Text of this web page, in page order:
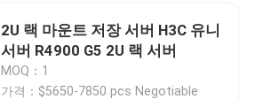
2U 랙 마운트 저장 서버 H3C 유니
서버 R4900 G5 2U 랙 서버
MOQ：1
가격：$5650-7850 pcs Negotiable